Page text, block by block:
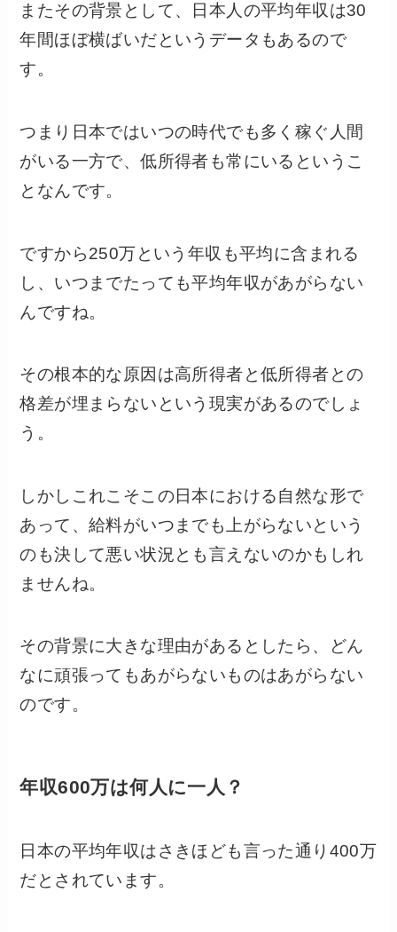
またその背景として、日本人の平均年収は30
年間ほぼ横ばいだというデータもあるので
す。
つまり日本ではいつの時代でも多く稼ぐ人間
がいる一方で、低所得者も常にいるというこ
となんです。
ですから250万という年収も平均に含まれる
し、いつまでたっても平均年収があがらない
んですね。
その根本的な原因は高所得者と低所得者との
格差が埋まらないという現実があるのでしょ
う。
しかしこれこそこの日本における自然な形で
あって、給料がいつまでも上がらないという
のも決して悪い状況とも言えないのかもしれ
ませんね。
その背景に大きな理由があるとしたら、どん
なに頑張ってもあがらないものはあがらない
のです。
年収600万は何人に一人？
日本の平均年収はさきほども言った通り400万
だとされています。